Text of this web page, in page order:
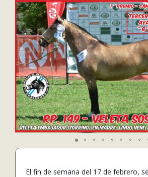
El fin de semana del 17 de febrero,